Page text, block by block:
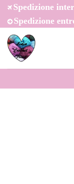
Salta
contenuti
Spedizione
Spedizione